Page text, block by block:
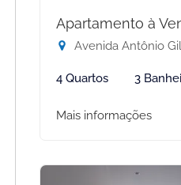
Apartamento à
Avenida Antônio Gil
4 Quartos 3
Mais informações